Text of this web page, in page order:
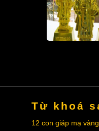
Từ khoá
12 con giáp mạ vàng